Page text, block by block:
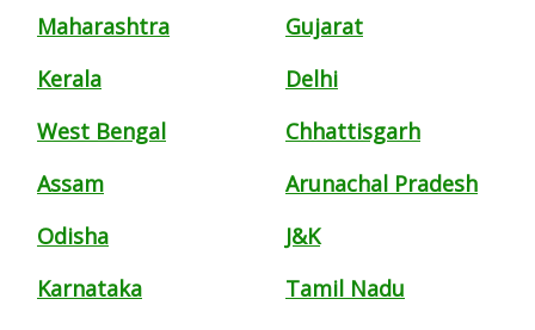
Maharashtra
Gujarat
Kerala
Delhi
West Bengal
Chhattisgarh
Assam
Arunachal Pradesh
Odisha
J&K
Karnataka
Tamil Nadu